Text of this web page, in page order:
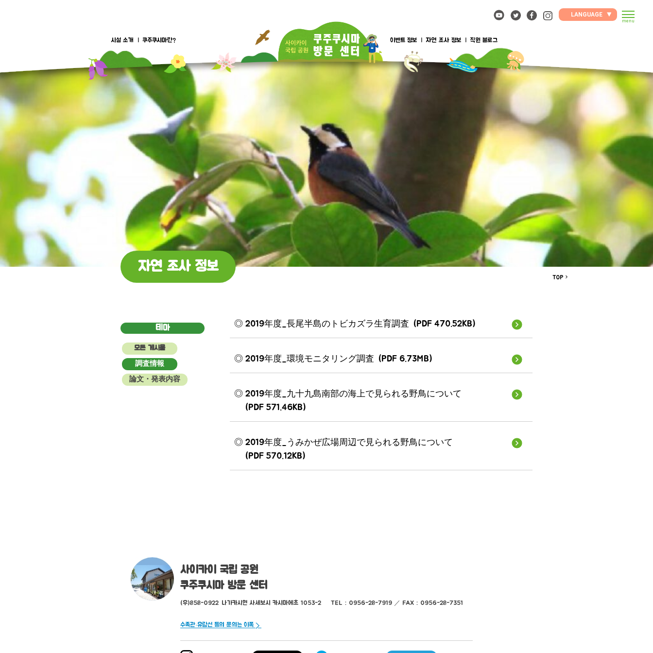
시설 소개 쿠주쿠시마란? 이벤트 정보 자연 조사 정보 직원 블로그
LANGUAGE
menu
TOP
자연 조사 정보
2019年度_長尾半島のトビカズラ生育調査 (PDF 470.52KB)
2019年度_環境モニタリング調査 (PDF 6.73MB)
2019年度_九十九島南部の海上で見られる野鳥について
(PDF 571.46KB)
2019年度_うみかぜ広場周辺で見られる野鳥について
(PDF 570.12KB)
테마
모든 게시물
調査情報
論文・発表内容
사이카이 국립 공원
쿠주쿠시마 방문 센터
(우)858-0922 나가카시현 사세보시 카시마에초 1053-2 TEL：0956-28-7919 ／ FAX：0956-28-7351
수족관·유람선 등의 문의는 이쪽